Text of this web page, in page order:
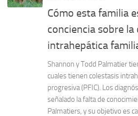
Cómo esta familia
conciencia sobre la
intrahepática
Shannon y Todd Palmatier
cuales tienen colestasis
progresiva (PFIC). Los
señalado la falta de
Palmatiers, y su objetivo es